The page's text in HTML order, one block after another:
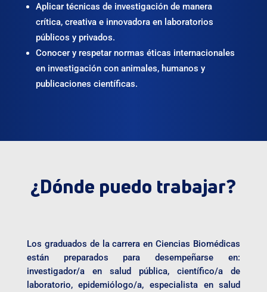
Aplicar técnicas de investigación de manera
crítica, creativa e innovadora en laboratorios
públicos y privados.
Conocer y respetar normas éticas internacionales
en investigación con animales, humanos y
publicaciones científicas.
¿Dónde puedo trabajar?
Los graduados de la carrera en Ciencias Biomédicas
están preparados para desempeñarse en:
investigador/a en salud pública, científico/a de
laboratorio, epidemiólogo/a, especialista en salud